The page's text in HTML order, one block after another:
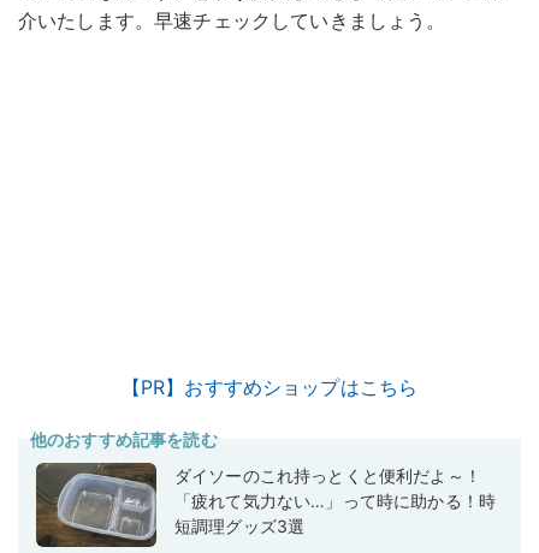
介いたします。早速チェックしていきましょう。
【PR】おすすめショップはこちら
他のおすすめ記事を読む
ダイソーのこれ持っとくと便利だよ～！
「疲れて気力ない…」って時に助かる！時
短調理グッズ3選